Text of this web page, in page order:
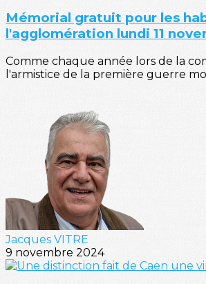
Mémorial gratuit pour les
l'agglomération lundi 11
Comme chaque année lors de la
l'armistice de la première guerre
Jacques VITRE
9 novembre 2024